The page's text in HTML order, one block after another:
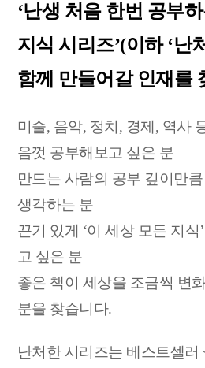
‘난생 처음 한번 공부
지식 시리즈’(이하 ‘난
함께 만들어갈 인재를
미술, 음악, 정치, 경제, 역사
음껏 공부해보고 싶은 분
만드는 사람의 공부 깊이만
생각하는 분
끈기 있게
‘이 세상 모든 지식’
고 싶은 분
좋은 책이 세상을 조금씩 변
분을 찾습니다.
난처한 시리즈는 베스트셀러